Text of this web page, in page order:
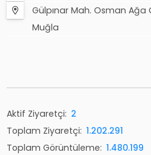
Gülpınar Mah. Osman
Muğla
Aktif Ziyaretçi: 2
Toplam Ziyaretçi: 1.202.291
Toplam Görüntüleme: 1.480.199